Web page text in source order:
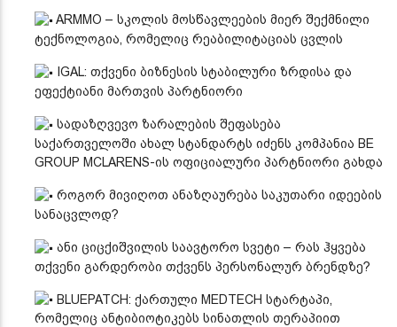
ARMMO – სკოლის მოსწავლეების მიერ შექმნილი
ტექნოლოგია, რომელიც რეაბილიტაციას ცვლის
IGAL: თქვენი ბიზნესის სტაბილური ზრდისა და
ეფექტიანი მართვის პარტნიორი
სადაზღვევო ზარალების შეფასება
საქართველოში ახალ სტანდარტს იძენს კომპანია BE
GROUP MCLARENS-ის ოფიციალური პარტნიორი გახდა
როგორ მივიღოთ ანაზღაურება საკუთარი იდეების
სანაცვლოდ?
ანი ციცქიშვილის საავტორო სვეტი – რას ჰყვება
თქვენი გარდერობი თქვენს პერსონალურ ბრენდზე?
BLUEPATCH: ქართული MEDTECH სტარტაპი,
რომელიც ანტიბიოტიკებს სინათლის თერაპიით